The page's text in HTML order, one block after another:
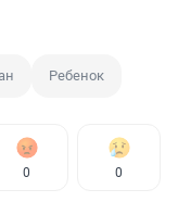
Ребенок
0 0